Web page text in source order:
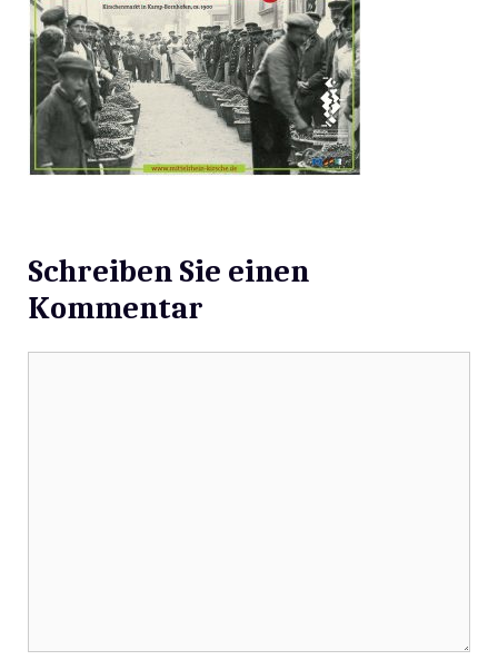
Schreiben Sie einen
Kommentar